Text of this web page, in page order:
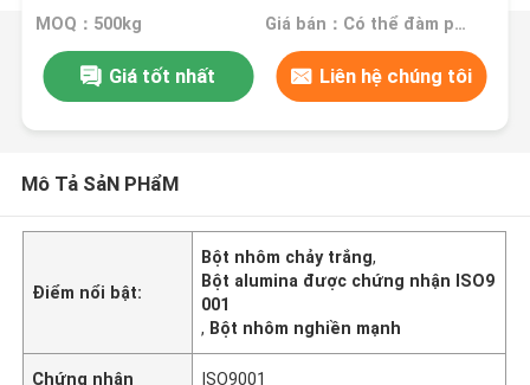
MOQ：500kg Giá bán：Có thể đàm phán
Giá tốt nhất Liên hệ chúng tôi
Mô Tả SảN PHẩM
Điểm nổi bật:
Bột nhôm chảy trắng,
Bột alumina được chứng nhận ISO9
001
, Bột nhôm nghiền mạnh
Chứng nhận ISO9001